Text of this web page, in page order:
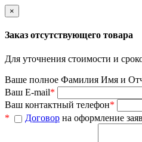
×
Заказ отсутствующего товара
Для уточнения стоимости и
Ваше полное Фамилия Имя и
Ваш E-mail*
Ваш контактный телефон*
*
Договор на оформление